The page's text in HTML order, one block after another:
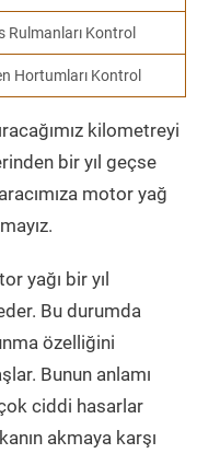
Rulmanları Kontrol
Hortumları Kontrol
kilometreyi
bir yıl geçse
motor yağ
yağı bir yıl
Bu durumda
özelliğini
Bunun anlamı
ciddi hasarlar
akmaya karşı